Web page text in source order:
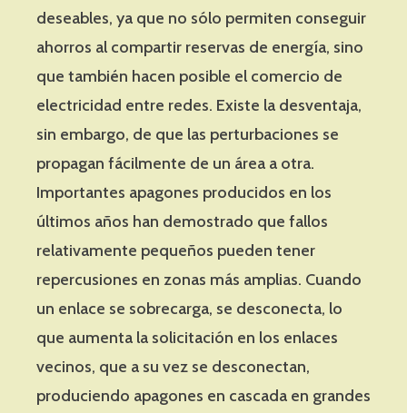
deseables, ya que no sólo permiten conseguir
ahorros al compartir reservas de energía, sino
que también hacen posible el comercio de
electricidad entre redes. Existe la desventaja,
sin embargo, de que las perturbaciones se
propagan fácilmente de un área a otra.
Importantes apagones producidos en los
últimos años han demostrado que fallos
relativamente pequeños pueden tener
repercusiones en zonas más amplias. Cuando
un enlace se sobrecarga, se desconecta, lo
que aumenta la solicitación en los enlaces
vecinos, que a su vez se desconectan,
produciendo apagones en cascada en grandes